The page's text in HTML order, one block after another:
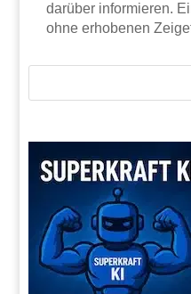
darüber informieren.
ohne erhobenen